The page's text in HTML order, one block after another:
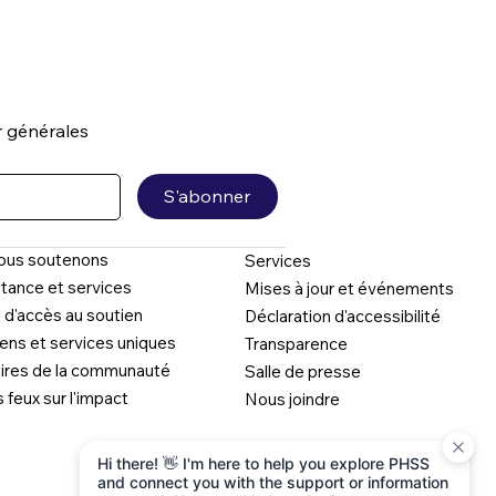
générales
S'abonner
soutenons
et services
d'accès au soutien
et services uniques
de la communauté
feux sur l'impact
Services
Mises à jour et événements
Déclaration d'accessibilité
Transparence
Salle de presse
Nous joindre
Hi there! 👋 I'm here to help you explore PHSS
and connect you with the support or information